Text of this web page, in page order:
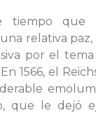
tiempo que
relativa
por el
1566, el
que le dejó